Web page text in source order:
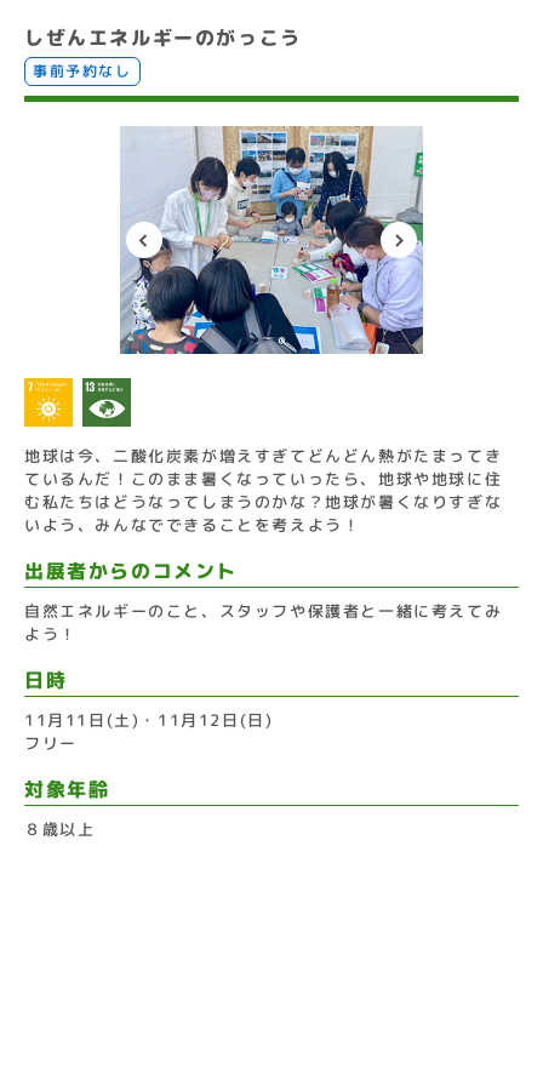
しぜんエネルギーのがっこう
事前予約なし
地球は今、二酸化炭素が増えすぎてどんどん熱がたまってき
ているんだ！このまま暑くなっていったら、地球や地球に住
む私たちはどうなってしまうのかな？地球が暑くなりすぎな
いよう、みんなでできることを考えよう！
出展者からのコメント
自然エネルギーのこと、スタッフや保護者と一緒に考えてみ
よう！
日時
11月11日(土)・11月12日(日)
フリー
対象年齢
８歳以上